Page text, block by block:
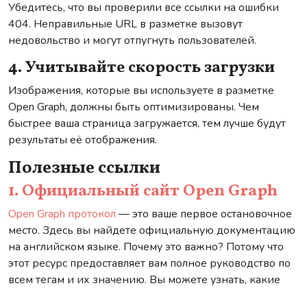
Убедитесь, что вы проверили все ссылки на ошибки
404. Неправильные URL в разметке вызовут
недовольство и могут отпугнуть пользователей.
4. Учитывайте скорость загрузки
Изображения, которые вы используете в разметке
Open Graph, должны быть оптимизированы. Чем
быстрее ваша страница загружается, тем лучше будут
результаты её отображения.
Полезные ссылки
1. Официальный сайт Open Graph
Open Graph протокол — это ваше первое остановочное
место. Здесь вы найдете официальную документацию
на английском языке. Почему это важно? Потому что
этот ресурс предоставляет вам полное руководство по
всем тегам и их значению. Вы можете узнать, какие